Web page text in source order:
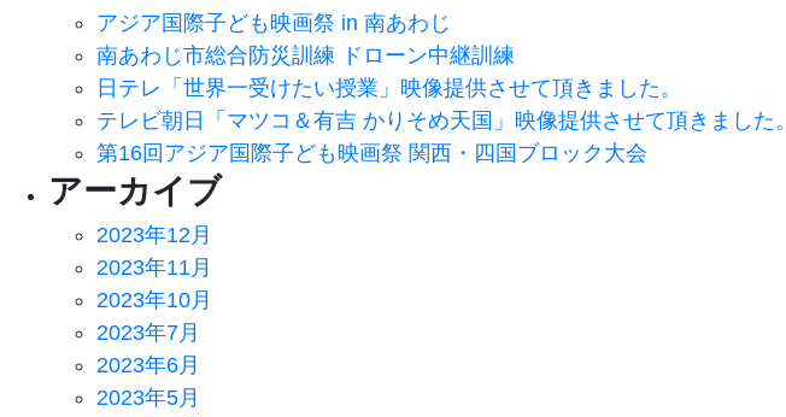
アジア国際子ども映画祭 in 南あわじ
南あわじ市総合防災訓練 ドローン中継訓練
日テレ「世界一受けたい授業」映像提供させて頂きました。
テレビ朝日「マツコ＆有吉 かりそめ天国」映像提供させて頂きました。
第16回アジア国際子ども映画祭 関西・四国ブロック大会
アーカイブ
2023年12月
2023年11月
2023年10月
2023年7月
2023年6月
2023年5月